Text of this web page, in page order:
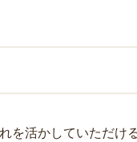
を活かしていただけ